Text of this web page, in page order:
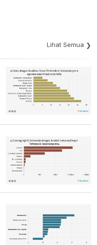
Lihat Semua